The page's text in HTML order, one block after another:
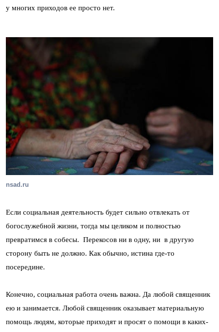
у многих приходов ее просто нет.
nsad.ru
Если социальная деятельность будет сильно отвлекать от
богослужебной жизни, тогда мы целиком и полностью
превратимся в собесы. Перекосов ни в одну, ни в другую
сторону быть не должно. Как обычно, истина где-то
посередине.
Конечно, социальная работа очень важна. Да любой священник
ею и занимается. Любой священник оказывает материальную
помощь людям, которые приходят и просят о помощи в каких-